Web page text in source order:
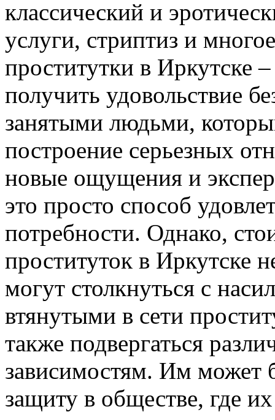
классический и
услуги, стриптиз и
проститутки в Иркутске
получить удовольствие
занятыми людьми,
построение серьезных
новые ощущения и
это просто способ
потребности. Однако,
проституток в Иркутске
могут столкнуться с
втянутыми в сети
также подвергаться
зависимостям. Им может
защиту в обществе, где